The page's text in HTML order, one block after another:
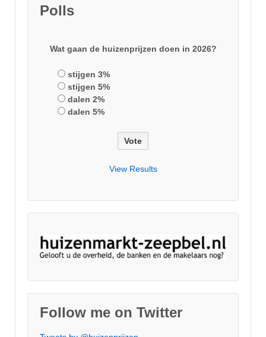
Polls
Wat gaan de huizenprijzen doen in 2026?
stijgen 3%
stijgen 5%
dalen 2%
dalen 5%
View Results
Follow me on Twitter